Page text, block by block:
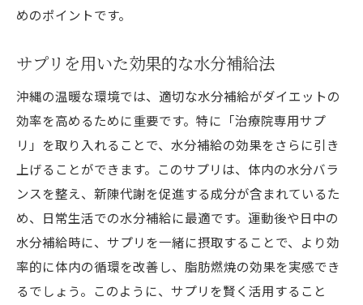
めのポイントです。
サプリを用いた効果的な水分補給法
沖縄の温暖な環境では、適切な水分補給がダイエットの
効率を高めるために重要です。特に「治療院専用サプ
リ」を取り入れることで、水分補給の効果をさらに引き
上げることができます。このサプリは、体内の水分バラ
ンスを整え、新陳代謝を促進する成分が含まれているた
め、日常生活での水分補給に最適です。運動後や日中の
水分補給時に、サプリを一緒に摂取することで、より効
率的に体内の循環を改善し、脂肪燃焼の効果を実感でき
るでしょう。このように、サプリを賢く活用すること